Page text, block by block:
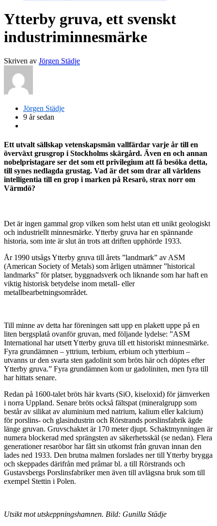
Ytterby gruva, ett svenskt
industriminnesmärke
Skriven av Jörgen Städje
Jörgen Städje
9 år sedan
Ett utvalt sällskap vetenskapsmän vallfärdar varje år till en
överväxt grusgrop i Stockholms skärgård. Även en och annan
nobelpristagare ser det som ett privilegium att få besöka detta,
till synes nedlagda grustag. Vad är det som drar all världens
intelligentia till en grop i marken på Resarö, strax norr om
Värmdö?
Det är ingen gammal grop vilken som helst utan ett unikt geologiskt
och industriellt minnesmärke. Ytterby gruva har en spännande
historia, som inte är slut än trots att driften upphörde 1933.
År 1990 utsågs Ytterby gruva till årets ”landmark” av ASM
(American Society of Metals) som årligen utnämner ”historical
landmarks” för platser, byggnadsverk och liknande som har haft en
viktig historisk betydelse inom metall- eller
metallbearbetningsområdet.
Till minne av detta har föreningen satt upp en plakett uppe på en
liten bergsplatå ovanför gruvan, med följande lydelse: ”ASM
International har utsett Ytterby gruva till ett historiskt minnesmärke.
Fyra grundämnen – yttrium, terbium, erbium och ytterbium –
utvanns ur den svarta sten gadolinit som bröts här och döptes efter
Ytterby gruva.” Fyra grundämnen kom ur gadoliniten, men fyra till
har hittats senare.
Redan på 1600-talet bröts här kvarts (SiO, kiseloxid) för järnverken
i norra Uppland. Senare bröts också fältspat (mineralgrupp som
består av silikat av aluminium med natrium, kalium eller kalcium)
för porslins- och glasindustrin och Rörstrands porslinsfabrik ägde
länge gruvan. Gruvschaktet är 170 meter djupt. Schaktmynningen är
numera blockerad med sprängsten av säkerhetsskäl (se nedan). Flera
generationer resaröbor har fått sin utkomst från gruvan innan den
lades ned 1933. Den brutna malmen forslades ner till Ytterby brygga
och skeppades därifrån med pråmar bl. a till Rörstrands och
Gustavsbergs Porslinsfabriker men även till avlägsna bruk som till
exempel Stettin i Polen.
Utsikt mot utskeppningshamnen. Bild: Gunilla Städje